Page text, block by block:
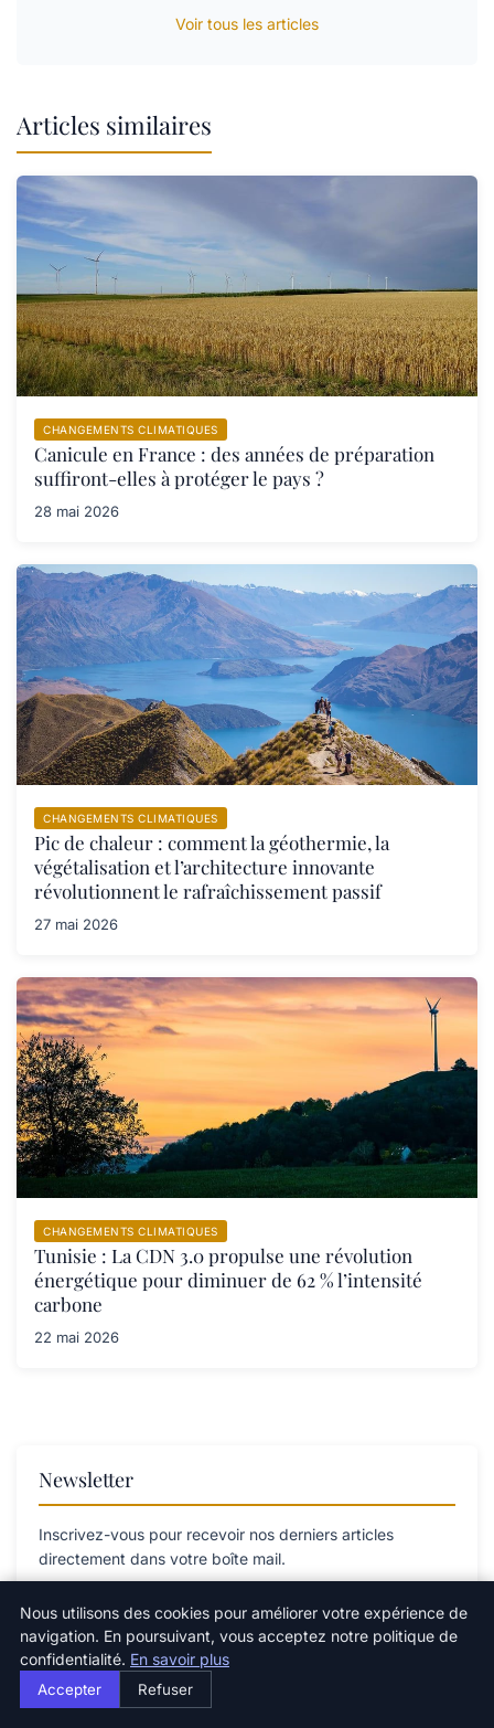
Voir tous les articles
Articles similaires
CHANGEMENTS CLIMATIQUES
Canicule en France : des années de préparation
suffiront-elles à protéger le pays ?
28 mai 2026
CHANGEMENTS CLIMATIQUES
Pic de chaleur : comment la géothermie, la
végétalisation et l’architecture innovante
révolutionnent le rafraîchissement passif
27 mai 2026
CHANGEMENTS CLIMATIQUES
Tunisie : La CDN 3.0 propulse une révolution
énergétique pour diminuer de 62 % l’intensité
carbone
22 mai 2026
Newsletter
Inscrivez-vous pour recevoir nos derniers articles
directement dans votre boîte mail.
S'inscrire
Nous utilisons des cookies pour améliorer votre expérience de
navigation. En poursuivant, vous acceptez notre politique de
confidentialité. En savoir plus
Accepter Refuser